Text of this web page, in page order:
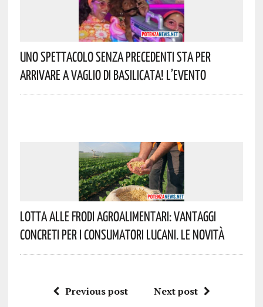
Uno Spettacolo Senza Precedenti Sta Per
Arrivare A Vaglio Di Basilicata! L’evento
Lotta Alle Frodi Agroalimentari: Vantaggi
Concreti Per I Consumatori Lucani. Le Novità
Previous post Next post